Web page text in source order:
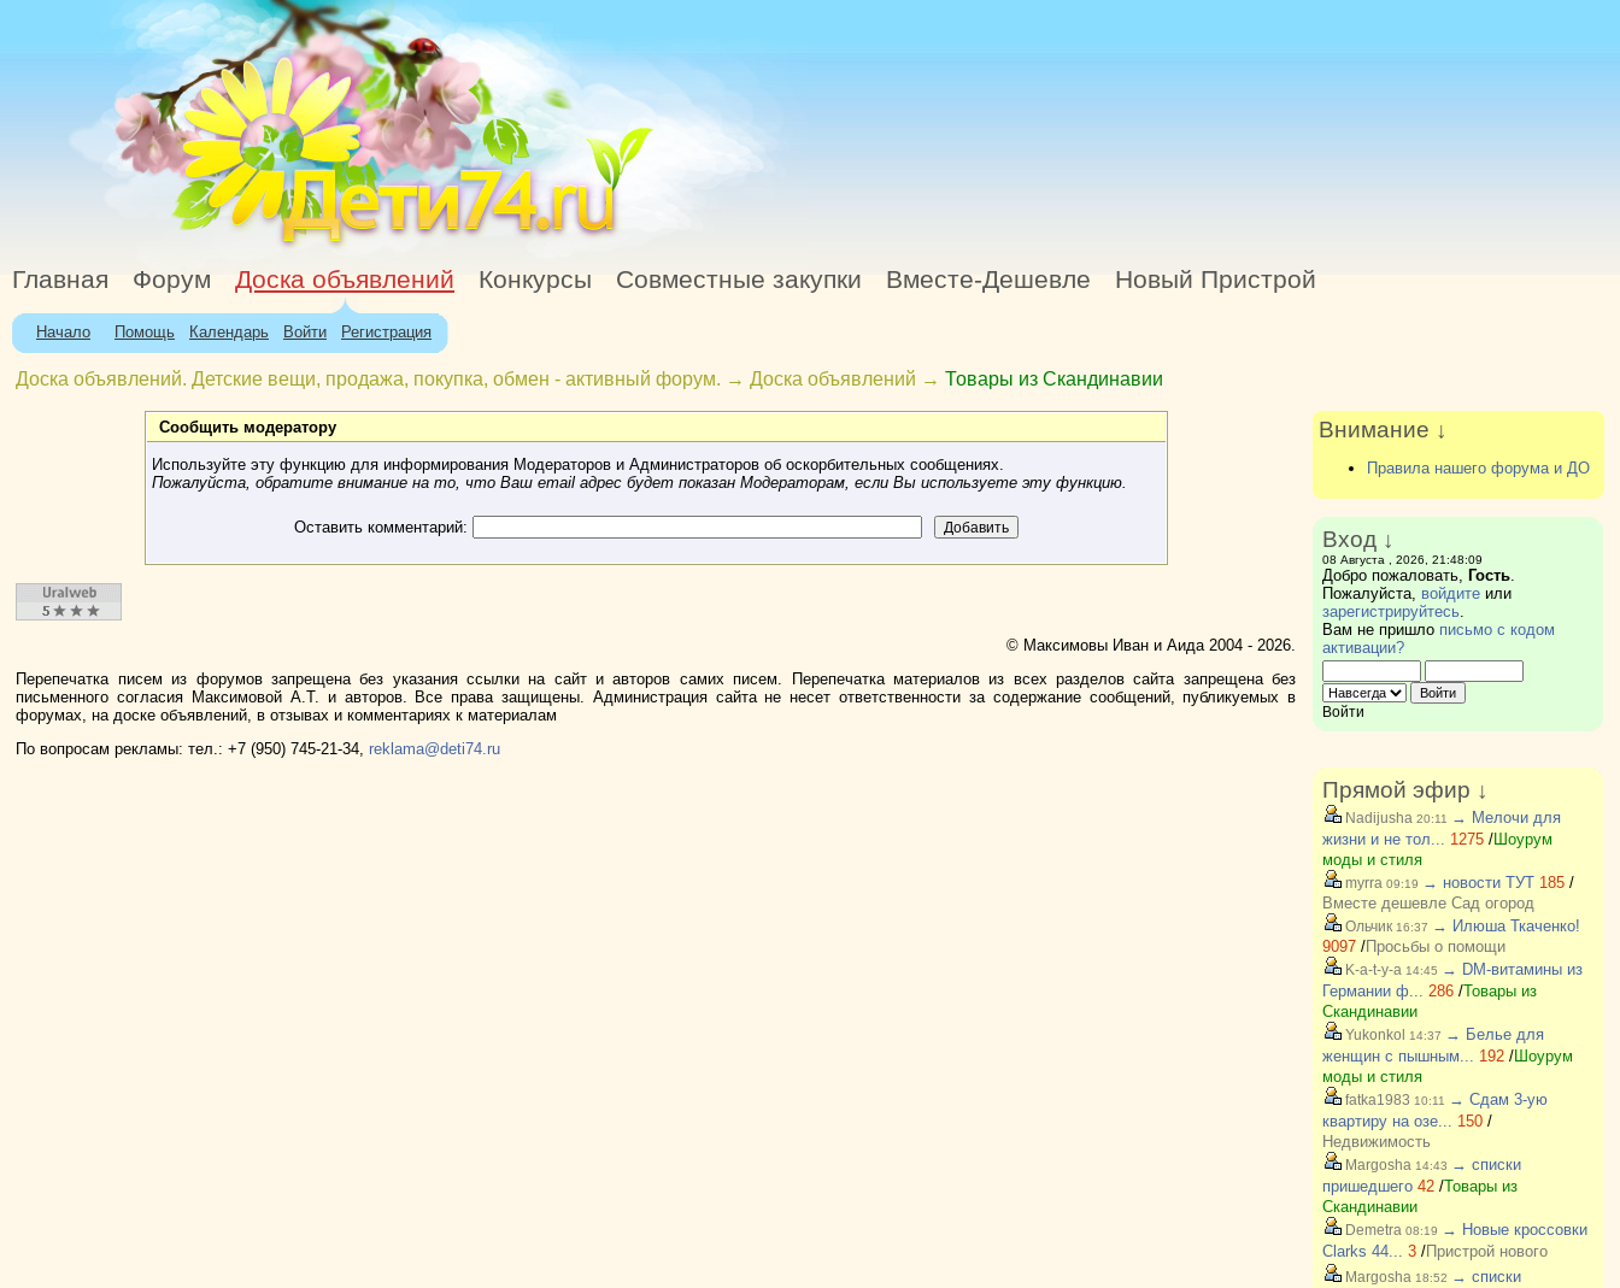
Главная Форум Доска объявлений Конкурсы Совместные закупки Вместе-Дешевле Новый Пристрой
Начало Помощь Календарь Войти Регистрация
Доска объявлений. Детские вещи, продажа, покупка, обмен - активный форум. → Доска объявлений → Товары из Скандинавии
Сообщить модератору
Используйте эту функцию для информирования Модераторов и Администраторов об оскорбительных сообщениях.
Пожалуйста, обратите внимание на то, что Ваш email адрес будет показан Модераторам, если Вы используете эту функцию.
Оставить комментарий:
© Максимовы Иван и Аида 2004 - 2026.
Перепечатка писем из форумов запрещена без указания ссылки на сайт и авторов самих писем. Перепечатка материалов из всех разделов сайта запрещена без
письменного согласия Максимовой А.Т. и авторов. Все права защищены. Администрация сайта не несет ответственности за содержание сообщений, публикуемых в
форумах, на доске объявлений, в отзывах и комментариях к материалам
По вопросам рекламы: тел.: +7 (950) 745-21-34,reklama@deti74.ru
Внимание ↓
Правила нашего форума и ДО
Вход ↓
08 Августа , 2026, 21:48:09
Добро пожаловать, Гость.
Пожалуйста, войдитеили
зарегистрируйтесь.
Вам не пришло письмо с кодом
активации?
Войти
Прямой эфир ↓
Nadijusha 20:11
→ Мелочи для
жизни и не тол... 1275/Шоурум
моды и стиля
myrra 09:19 → новости ТУТ 185/
Вместе дешевле Сад огород
Ольчик16:37 → Илюша Ткаченко!
9097/Просьбы о помощи
K-a-t-y-a 14:45 → DM-витамины из
Германии ф... 286/Товары из
Скандинавии
Yukonkol 14:37 → Белье для
женщин с пышным... 192/Шоурум
моды и стиля
fatka1983 10:11
→ Сдам 3-ую
квартиру на озе... 150/
Недвижимость
Margosha 14:43 → списки
пришедшего 42/Товары из
Скандинавии
Demetra 08:19 → Новые кроссовки
Clarks 44... 3/Пристрой нового
Margosha 18:52 → списки